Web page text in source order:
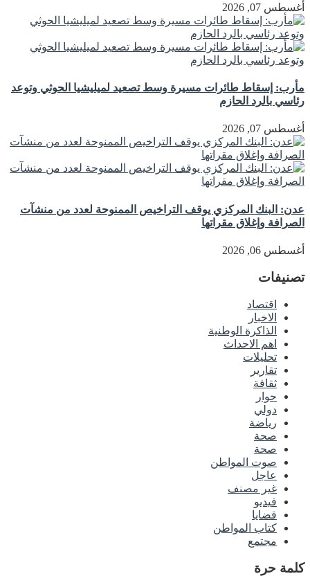
أغسطس 07, 2026
مأرب: إسقاط طائرات مسيرة وسط تصعيد لميليشيا الحوثي وتوعد
رئاسي بالرد الحازم
أغسطس 07, 2026
عدن: البنك المركزي يوقف التراخيص الممنوحة لعدد من منشآت
الصرافة وإغلاق مقراتها
أغسطس 06, 2026
تصنيفات
اقتصاد
الاخبار
الذاكرة الوطنية
اهم الاحداث
تحليلات
تقارير
ثقافة
حوار
دولي
رياضة
صحة
صحة
صوت المواطن
عاجل
غير مصنف
فيديو
قضايا
كتاب المواطن
مجتمع
كلمة حرة